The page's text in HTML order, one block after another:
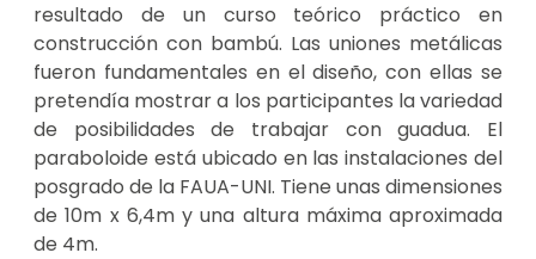
resultado de un curso teórico práctico en
construcción con bambú. Las uniones metálicas
fueron fundamentales en el diseño, con ellas se
pretendía mostrar a los participantes la variedad
de posibilidades de trabajar con guadua. El
paraboloide está ubicado en las instalaciones del
posgrado de la FAUA-UNI. Tiene unas dimensiones
de 10m x 6,4m y una altura máxima aproximada
de 4m.